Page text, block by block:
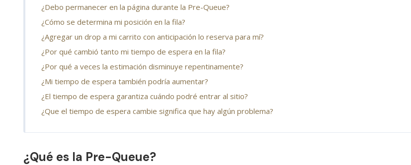
¿Debo permanecer en la página durante la Pre-Queue?
¿Cómo se determina mi posición en la fila?
¿Agregar un drop a mi carrito con anticipación lo reserva para mí?
¿Por qué cambió tanto mi tiempo de espera en la fila?
¿Por qué a veces la estimación disminuye repentinamente?
¿Mi tiempo de espera también podría aumentar?
¿El tiempo de espera garantiza cuándo podré entrar al sitio?
¿Que el tiempo de espera cambie significa que hay algún problema?
¿Qué es la Pre-Queue?